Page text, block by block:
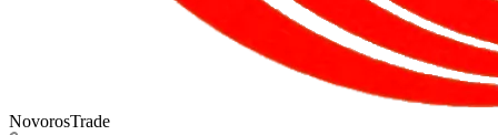
NovorosTrade